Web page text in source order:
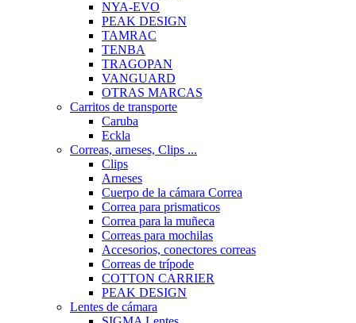
NYA-EVO
PEAK DESIGN
TAMRAC
TENBA
TRAGOPAN
VANGUARD
OTRAS MARCAS
Carritos de transporte
Caruba
Eckla
Correas, arneses, Clips ...
Clips
Arneses
Cuerpo de la cámara Correa
Correa para prismaticos
Correa para la muñeca
Correas para mochilas
Accesorios, conectores correas
Correas de trípode
COTTON CARRIER
PEAK DESIGN
Lentes de cámara